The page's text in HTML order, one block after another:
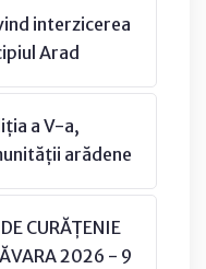
interzicerea
Arad
a V-a,
arădene
CURĂȚENIE
2026 - 9